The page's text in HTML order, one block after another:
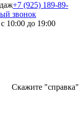
+7 (925) 189-89-
звонок
10:00 до 19:00
Скажите "справка"